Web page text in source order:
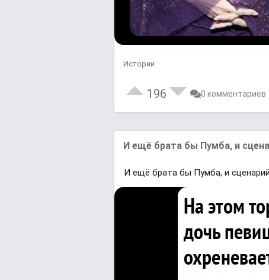
Истории
196 0 комментариев
И ещё брата бы Пумба, и
И ещё брата бы Пумба, и